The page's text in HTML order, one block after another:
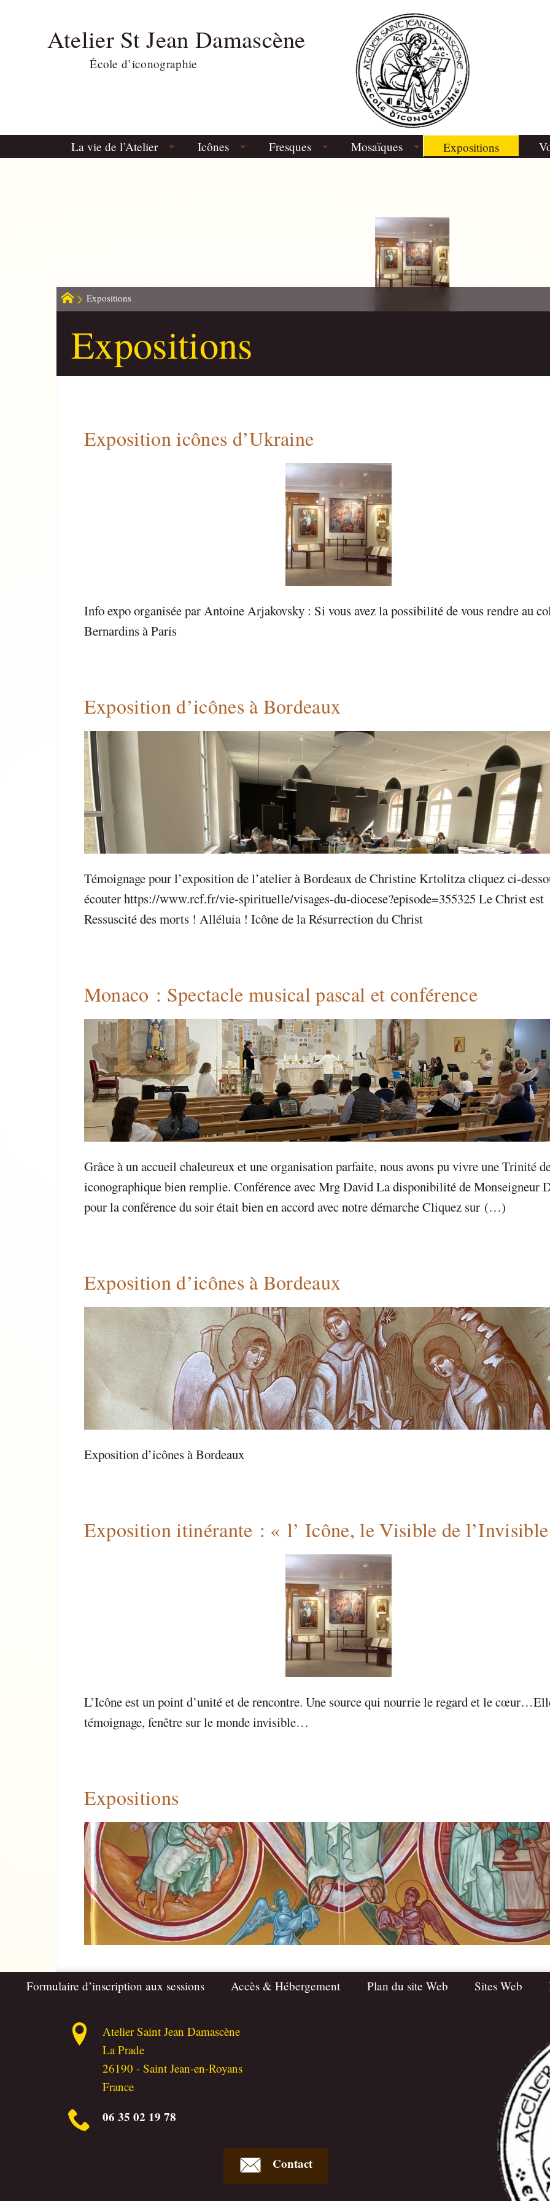
Atelier St Jean Damascène
École d’iconographie
La vie de l’Atelier Icônes Fresques Mosaïques Expositions
Expositions
Expositions
Exposition icônes d’Ukraine
Info expo organisée par Antoine Arjakovsky : Si vous avez la possibilité de vous rendre au
Bernardins à Paris
Exposition d’icônes à Bordeaux
Témoignage pour l’exposition de l’atelier à Bordeaux de Christine Krtolitza cliquez ci-
écouter https://www.rcf.fr/vie-spirituelle/visages-du-diocese?episode=355325 Le Christ est
Ressuscité des morts ! Alléluia ! Icône de la Résurrection du Christ
Monaco : Spectacle musical pascal et conférence
Grâce à un accueil chaleureux et une organisation parfaite, nous avons pu vivre une Trinité
iconographique bien remplie. Conférence avec Mrg David La disponibilité de Monseigneur
pour la conférence du soir était bien en accord avec notre démarche Cliquez sur (…)
Exposition d’icônes à Bordeaux
Exposition d’icônes à Bordeaux
Exposition itinérante : « l’ Icône, le Visible de
L’Icône est un point d’unité et de rencontre. Une source qui nourrie le regard et le
témoignage, fenêtre sur le monde invisible…
Expositions
Formulaire d’inscription aux sessions Accès & Hébergement Plan du site Web Sites Web
Atelier Saint Jean Damascène
La Prade
26190 -Saint Jean-en-Royans
France
06 35 02 19 78
Contact